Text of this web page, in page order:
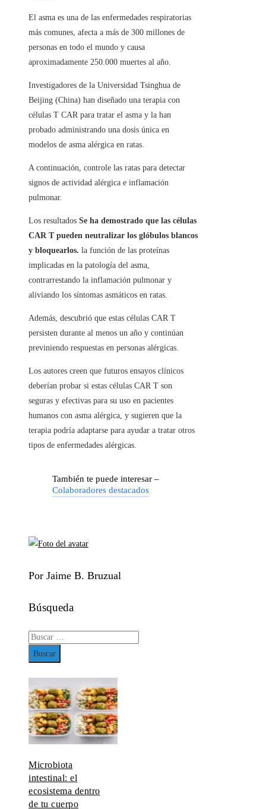
El asma es una de las enfermedades respiratorias
más comunes, afecta a más de 300 millones de
personas en todo el mundo y causa
aproximadamente 250.000 muertes al año.
Investigadores de la Universidad Tsinghua de
Beijing (China) han diseñado una terapia con
células T CAR para tratar el asma y la han
probado administrando una dosis única en
modelos de asma alérgica en ratas.
A continuación, controle las ratas para detectar
signos de actividad alérgica e inflamación
pulmonar.
Los resultados Se ha demostrado que las células
CAR T pueden neutralizar los glóbulos blancos
y bloquearlos. la función de las proteínas
implicadas en la patología del asma,
contrarrestando la inflamación pulmonar y
aliviando los síntomas asmáticos en ratas.
Además, descubrió que estas células CAR T
persisten durante al menos un año y continúan
previniendo respuestas en personas alérgicas.
Los autores creen que futuros ensayos clínicos
deberían probar si estas células CAR T son
seguras y efectivas para su uso en pacientes
humanos con asma alérgica, y sugieren que la
terapia podría adaptarse para ayudar a tratar otros
tipos de enfermedades alérgicas.
También te puede interesar –
Colaboradores destacados
Por Jaime B. Bruzual
Búsqueda
Buscar:
Microbiota
intestinal: el
ecosistema dentro
de tu cuerpo